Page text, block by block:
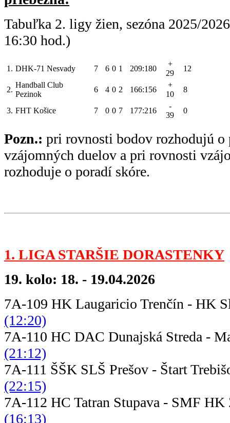
Tabuľka 2. ligy žien, sezóna 2025/
16:30 hod.)
1. DHK-71 Nesvady 7 6 0 1 209:180
+
29
12
2.
Handball Club
Pezinok
6 4 0 2 166:156
+
10
8
3. FHT Košice 7 0 0 7 177:216
-
39
0
Pozn.: pri rovnosti bodov rozhodujú o
vzájomných duelov a pri rovnosti
rozhoduje o poradí skóre.
1. LIGA STARŠIE DORASTENKY
19. kolo: 18. - 19.04.2026
7A-109 HK Laugaricio Trenčín - HK
(12:20)
7A-110 HC DAC Dunajská Streda -
(21:12)
7A-111 ŠŠK SLŠ Prešov -
(22:15)
7A-112 HC Tatran Stupava -
(16:13)